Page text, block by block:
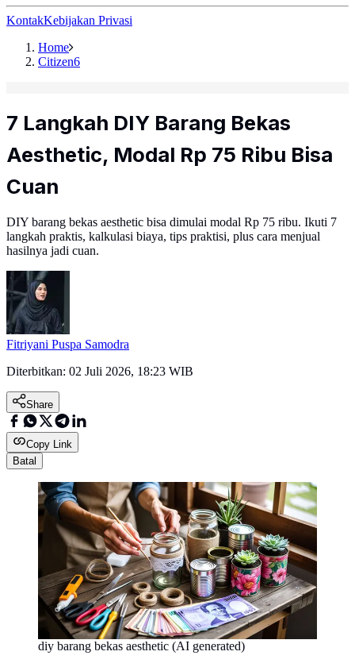
KontakKebijakan Privasi
Home
Citizen6
7 Langkah DIY Barang Bekas
Aesthetic, Modal Rp 75 Ribu Bisa
Cuan
DIY barang bekas aesthetic bisa dimulai modal Rp 75 ribu. Ikuti 7
langkah praktis, kalkulasi biaya, tips praktisi, plus cara menjual
hasilnya jadi cuan.
Fitriyani Puspa Samodra
Diterbitkan: 02 Juli 2026, 18:23 WIB
Share
Copy Link
Batal
diy barang bekas aesthetic (AI generated)